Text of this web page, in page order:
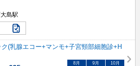
島駅
ク(乳腺エコー+マンモ+子宮頸部細胞診+H
8月 9月 10月